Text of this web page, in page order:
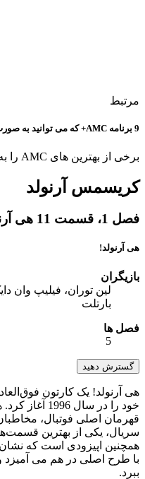
مرتبط
9 برنامه AMC+ که می توانید به صورت رایگان در تلویزیون پلوتو تماشا کنید
برخی از بهترین های AMC را به صورت رایگان دریافت کنید.
کریسمس آرنولد
فصل 1، قسمت 11 هی آرنولد!
هی آرنولد!
بازیگران
لین توران، فیلیپ وان
بارتلت
فصل ها
5
گسترش دهید
خود را در
سریال، یکی از بهترین
همچنین اپیزودی است که
با طرح اصلی در هم می آمیزد
ببرد.